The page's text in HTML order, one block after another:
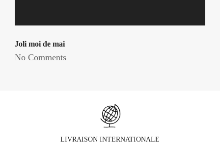
Joli moi de mai
No Comments
LIVRAISON INTERNATIONALE